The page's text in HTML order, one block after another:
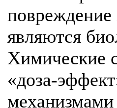
повреждение
являются
Химические
«доза-
механизмами